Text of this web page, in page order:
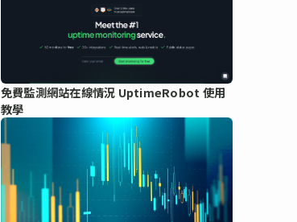
免費監測網站在線情況 UptimeRobot 使用
教學